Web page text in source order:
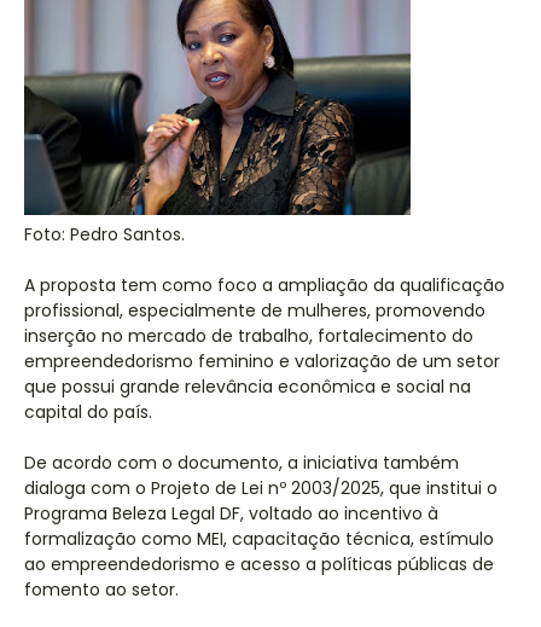
Foto: Pedro Santos.
A proposta tem como foco a ampliação da qualificação
profissional, especialmente de mulheres, promovendo
inserção no mercado de trabalho, fortalecimento do
empreendedorismo feminino e valorização de um setor
que possui grande relevância econômica e social na
capital do país.
De acordo com o documento, a iniciativa também
dialoga com o Projeto de Lei nº 2003/2025, que institui o
Programa Beleza Legal DF, voltado ao incentivo à
formalização como MEI, capacitação técnica, estímulo
ao empreendedorismo e acesso a políticas públicas de
fomento ao setor.